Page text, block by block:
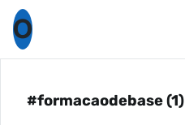
O
#formacaodebase (1)